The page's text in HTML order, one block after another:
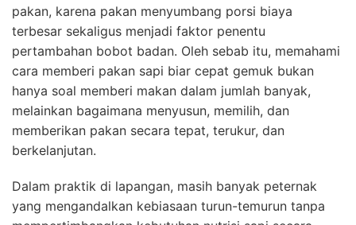
pakan, karena pakan menyumbang porsi biaya
terbesar sekaligus menjadi faktor penentu
pertambahan bobot badan. Oleh sebab itu, memahami
cara memberi pakan sapi biar cepat gemuk bukan
hanya soal memberi makan dalam jumlah banyak,
melainkan bagaimana menyusun, memilih, dan
memberikan pakan secara tepat, terukur, dan
berkelanjutan.
Dalam praktik di lapangan, masih banyak peternak
yang mengandalkan kebiasaan turun-temurun tanpa